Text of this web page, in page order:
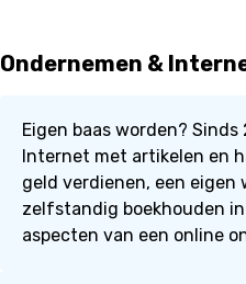
Ondernemen &
Eigen baas worden?
Internet met artikelen en
geld verdienen, een eigen
zelfstandig boekhouden
aspecten van een online